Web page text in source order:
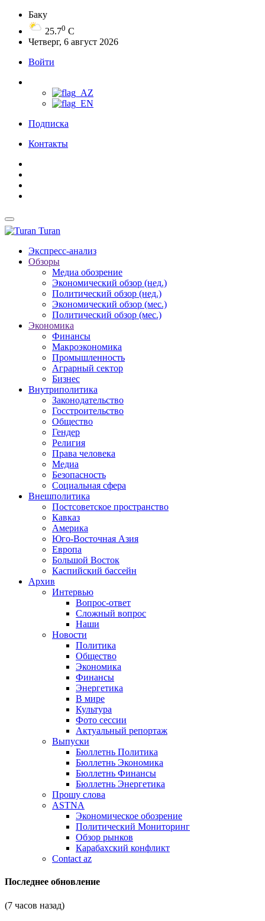
Баку
25.70 C
Четверг, 6 август 2026
Войти
Подписка
Контакты
Turan
Экспресс-анализ
Обзоры
Медиа обозрение
Экономический обзор (нед.)
Политический обзор (нед.)
Экономический обзор (мес.)
Политический обзор (мес.)
Экономика
Финансы
Макроэкономика
Промышленность
Аграрный сектор
Бизнес
Внутриполитика
Законодательство
Госстроительство
Общество
Гендер
Религия
Права человека
Медиа
Безопасность
Социальная сфера
Внешполитика
Постсоветское пространство
Кавказ
Америка
Юго-Восточная Азия
Европа
Большой Восток
Каспийский бассейн
Архив
Интервью
Вопрос-ответ
Сложный вопрос
Наши
Новости
Политика
Общество
Экономика
Финансы
Энергетика
В мире
Культура
Фото сессии
Актуальный репортаж
Выпуски
Бюллетнь Политика
Бюллетнь Экономика
Бюллетнь Финансы
Бюллетнь Энергетика
Прошу слова
ASTNA
Экономическое обозрение
Политический Мониторинг
Обзор рынков
Карабахский конфликт
Contact az
Последнее обновление
(7 часов назад)